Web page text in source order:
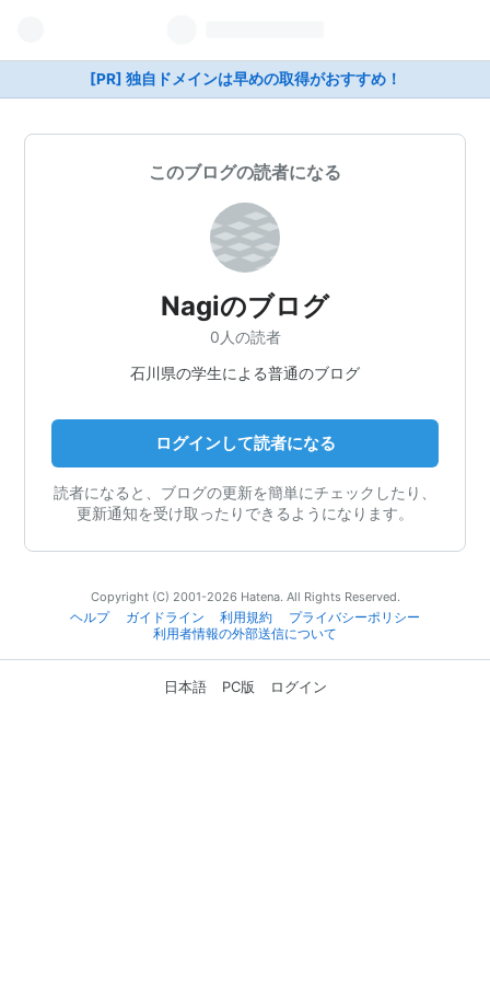
[PR] 独自ドメインは早めの取得がおすすめ！
このブログの読者になる
Nagiのブログ
0人の読者
石川県の学生による普通のブログ
ログインして読者になる
読者になると、ブログの更新を簡単にチェックしたり、
更新通知を受け取ったりできるようになります。
Copyright (C) 2001-2026 Hatena. All Rights Reserved.
ヘルプ
ガイドライン 利用規約
プライバシーポリシー
利用者情報の外部送信について
日本語 PC版 ログイン